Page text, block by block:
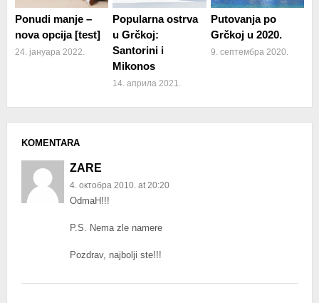
Ponudi manje –
nova opcija [test]
24. јануара 2022.
Popularna ostrva
u Grčkoj:
Santorini i
Mikonos
14. априла 2021.
Putovanja po
Grčkoj u 2020.
9. септембра 2020.
KOMENTARA
ZARE
4. октобра 2010. at 20:20
OdmaH!!!
P.S. Nema zle namere
Pozdrav, najbolji ste!!!